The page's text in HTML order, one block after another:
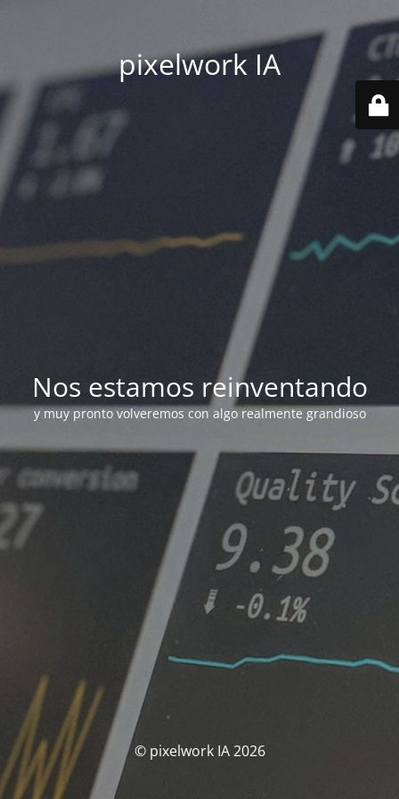
pixelwork IA
Nos estamos reinventando
y muy pronto volveremos con algo realmente grandioso
© pixelwork IA 2026